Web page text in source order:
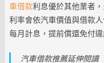
車借款利息優於其他業者
利率會依汽車價值與借款
每月計息，提前償還免付違
汽車借款推薦延伸閱讀